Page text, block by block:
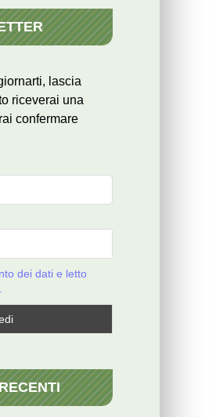
lascia
riceverai una
confermare
dei dati e letto